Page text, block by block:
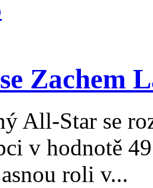
Zachem
All-Star se
v hodnotě
roli v...